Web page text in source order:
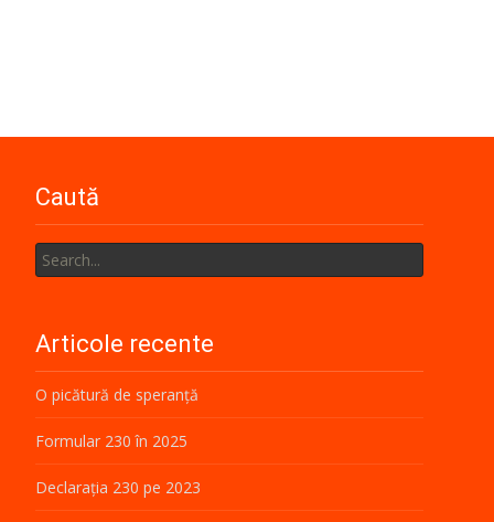
Caută
Search
for:
Articole recente
O picătură de speranță
Formular 230 în 2025
Declarația 230 pe 2023